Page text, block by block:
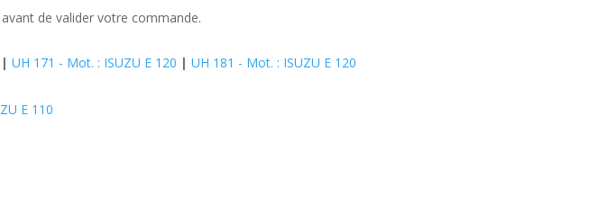
de valider votre commande.
|UH 171 - Mot. : ISUZU E 120 |UH 181 - Mot. : ISUZU E 120
E 110